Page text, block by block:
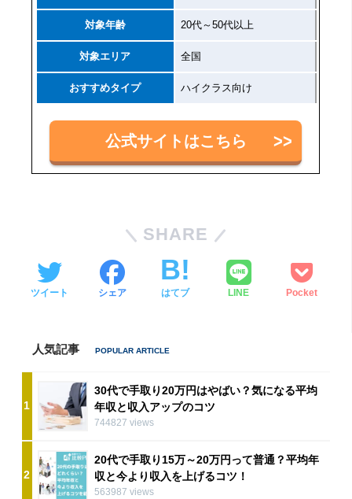
対象年齢 20代～50代以上
対象エリア 全国
おすすめタイプ ハイクラス向け
公式サイトはこちら
SHARE
ツイート シェア はてブ LINE Pocket
人気記事
1
30代で手取り20万円はやばい？気になる平均
年収と収入アップのコツ
744827 views
2
20代で手取り15万～20万円って普通？平均年
収と今より収入を上げるコツ！
563987 views